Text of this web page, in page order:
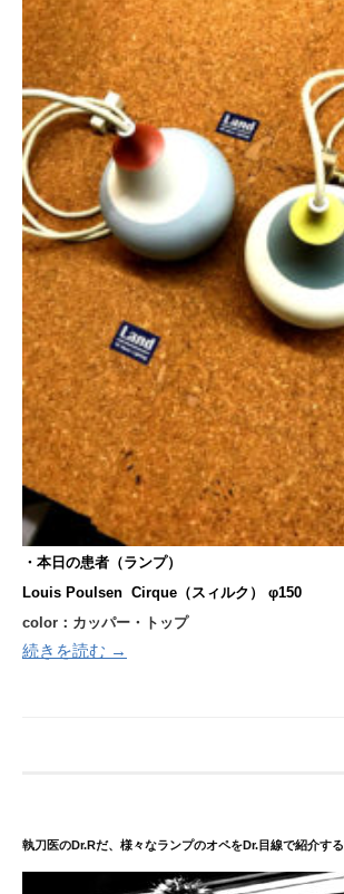
・本日の患者（ランプ）
Louis Poulsen Cirque（スィルク） φ150
color：カッパー・トップ
続きを読む →
執刀医のDr.Rだ、様々なランプのオペをDr.目線で紹介する